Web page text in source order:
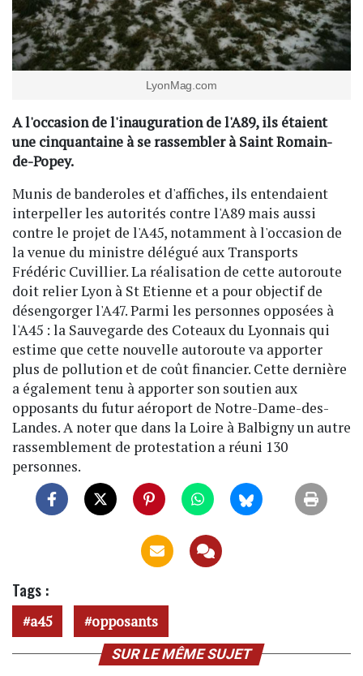
LyonMag.com
A l'occasion de l'inauguration de l'A89, ils étaient
une cinquantaine à se rassembler à Saint Romain-
de-Popey.
Munis de banderoles et d'affiches, ils entendaient
interpeller les autorités contre l'A89 mais aussi
contre le projet de l'A45, notamment à l'occasion de
la venue du ministre délégué aux Transports
Frédéric Cuvillier. La réalisation de cette autoroute
doit relier Lyon à St Etienne et a pour objectif de
désengorger l'A47. Parmi les personnes opposées à
l'A45 : la Sauvegarde des Coteaux du Lyonnais qui
estime que cette nouvelle autoroute va apporter
plus de pollution et de coût financier. Cette dernière
a également tenu à apporter son soutien aux
opposants du futur aéroport de Notre-Dame-des-
Landes. A noter que dans la Loire à Balbigny un autre
rassemblement de protestation a réuni 130
personnes.
Tags :
a45 opposants
SUR LE MÊME SUJET